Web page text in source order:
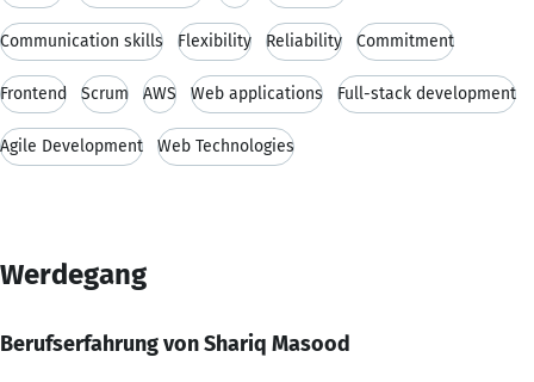
Communication skills Flexibility Reliability Commitment
Frontend Scrum AWS Web applications Full-stack development
Agile Development Web Technologies
Werdegang
Berufserfahrung von Shariq Masood